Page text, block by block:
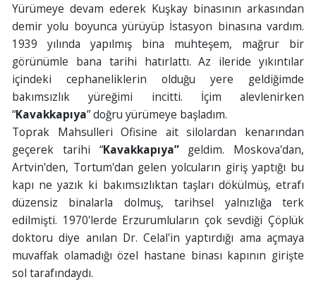
Yürümeye devam ederek Kuşkay binasının arkasından
demir yolu boyunca yürüyüp İstasyon binasına vardım.
1939 yılında yapılmış bina muhteşem, mağrur bir
görünümle bana tarihi hatırlattı. Az ileride yıkıntılar
içindeki cephaneliklerin olduğu yere geldiğimde
bakımsızlık yüreğimi incitti. İçim alevlenirken
“Kavakkapıya” doğru yürümeye başladım.
Toprak Mahsulleri Ofisine ait silolardan kenarından
geçerek tarihi “Kavakkapıya”geldim. Moskova'dan,
Artvin'den, Tortum'dan gelen yolcuların giriş yaptığı bu
kapı ne yazık ki bakımsızlıktan taşları dökülmüş, etrafı
düzensiz binalarla dolmuş, tarihsel yalnızlığa terk
edilmişti. 1970'lerde Erzurumluların çok sevdiği Çöplük
doktoru diye anılan Dr. Celal'in yaptırdığı ama açmaya
muvaffak olamadığı özel hastane binası kapının girişte
sol tarafındaydı.